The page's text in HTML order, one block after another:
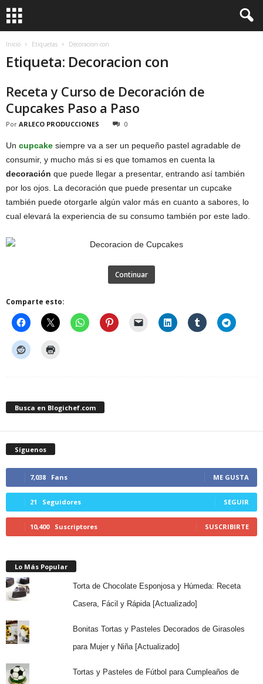
Inicio Etiquetas Decoracion con
Etiqueta: Decoracion con
Receta y Curso de Decoración de
Cupcakes Paso a Paso
Por ARLECO PRODUCCIONES 0
Un cupcake siempre va a ser un pequeño pastel agradable de
consumir, y mucho más si es que tomamos en cuenta la
decoración que puede llegar a presentar, entrando así también
por los ojos. La decoración que puede presentar un cupcake
también puede otorgarle algún valor más en cuanto a sabores, lo
cual elevará la experiencia de su consumo también por este lado.
Continuar
Comparte esto:
Busca en Blogichef.com
Síguenos
7,038 Fans ME GUSTA
21 Seguidores SEGUIR
10,400 Suscriptores SUSCRIBIRTE
Lo Más Popular
Torta de Chocolate Esponjosa y Húmeda: Receta
Casera, Fácil y Rápida [Actualizado]
Bonitas Tortas y Pasteles Decorados de Girasoles
para Mujer y Niña [Actualizado]
Tortas y Pasteles de Fútbol para Cumpleaños de